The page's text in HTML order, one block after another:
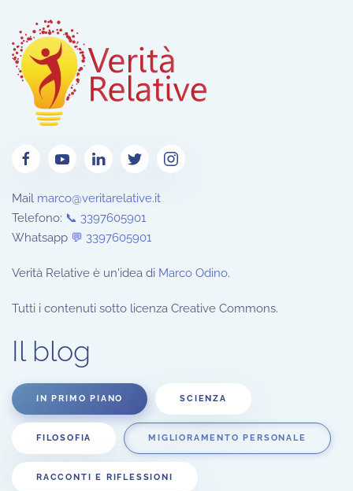
Mail marco@veritarelative.it
Telefono: 📞 3397605901
Whatsapp 💬 3397605901
Verità Relative è un'idea di Marco Odino.
Tutti i contenuti sotto licenza Creative Commons.
Il blog
IN PRIMO PIANO SCIENZA
FILOSOFIA MIGLIORAMENTO PERSONALE
RACCONTI E RIFLESSIONI